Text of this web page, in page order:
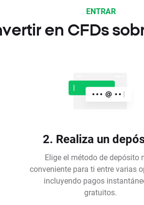
ENTRAR
en CFDs
2. Realiza un
Elige el método de depósito
conveniente para ti entre varias
incluyendo pagos
gratuitos.